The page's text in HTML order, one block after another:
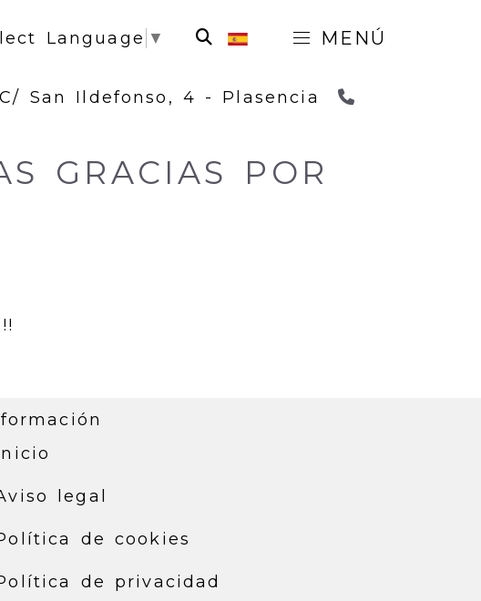
Language ▼ MENÚ
C/ San Ildefonso, 4 - Plasencia
GRACIAS POR
legal
de cookies
de privacidad